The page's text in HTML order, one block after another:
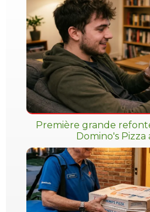
Première grande
Domino's Pizza